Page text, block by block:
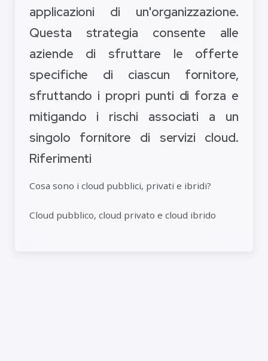
applicazioni di un'organizzazione.
Questa strategia consente alle
aziende di sfruttare le offerte
specifiche di ciascun fornitore,
sfruttando i propri punti di forza e
mitigando i rischi associati a un
singolo fornitore di servizi cloud.
Riferimenti
Cosa sono i cloud pubblici, privati ​​e ibridi?
Cloud pubblico, cloud privato e cloud ibrido